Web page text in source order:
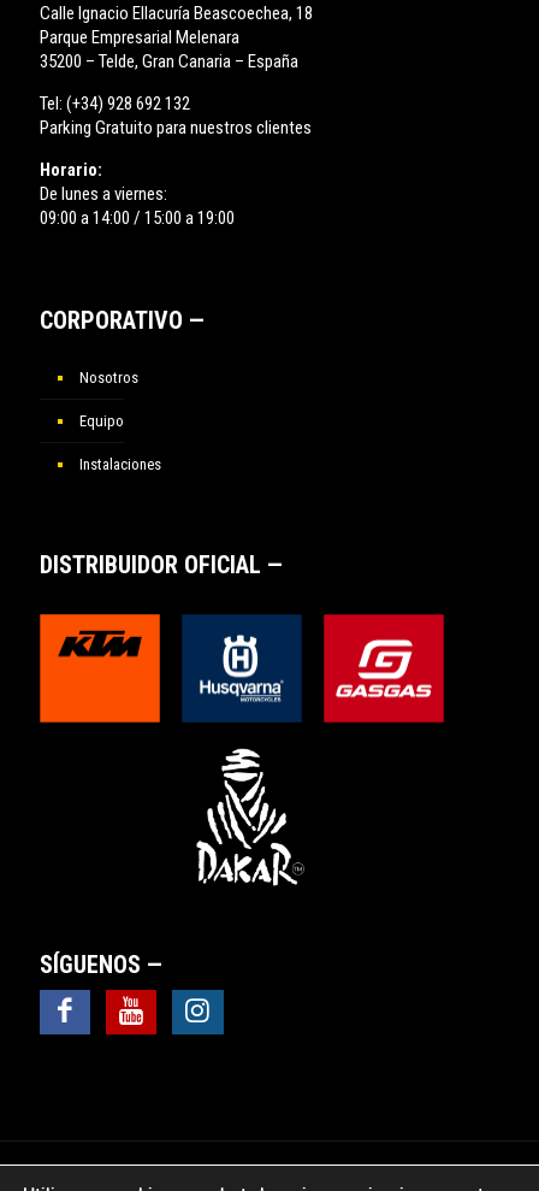
Calle Ignacio Ellacuría Beascoechea, 18
Parque Empresarial Melenara
35200 – Telde, Gran Canaria – España
Tel: (+34) 928 692 132
Parking Gratuito para nuestros clientes
Horario:
De lunes a viernes:
09:00 a 14:00 / 15:00 a 19:00
CORPORATIVO —
Nosotros
Equipo
Instalaciones
DISTRIBUIDOR OFICIAL —
SÍGUENOS —